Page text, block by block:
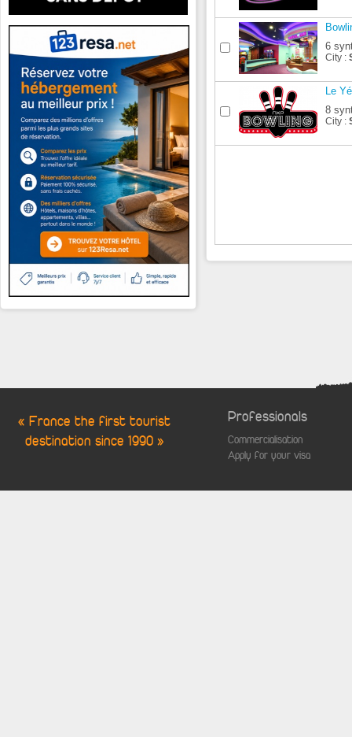
6
City :
Le
8
City :
« France the first tourist
destination since 1990 »
Professionals
Commercialisation
Apply for your visa